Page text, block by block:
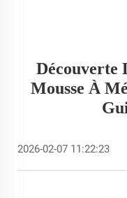
Découverte
Mousse À
2026-02-07 11:22:23